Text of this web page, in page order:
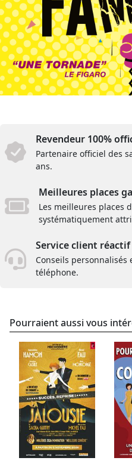
Revendeur 100%
Partenaire officiel des
ans.
Meilleures places
Les meilleures places
systématiquement
Service client réactif
Conseils
téléphone.
Pourraient aussi vous